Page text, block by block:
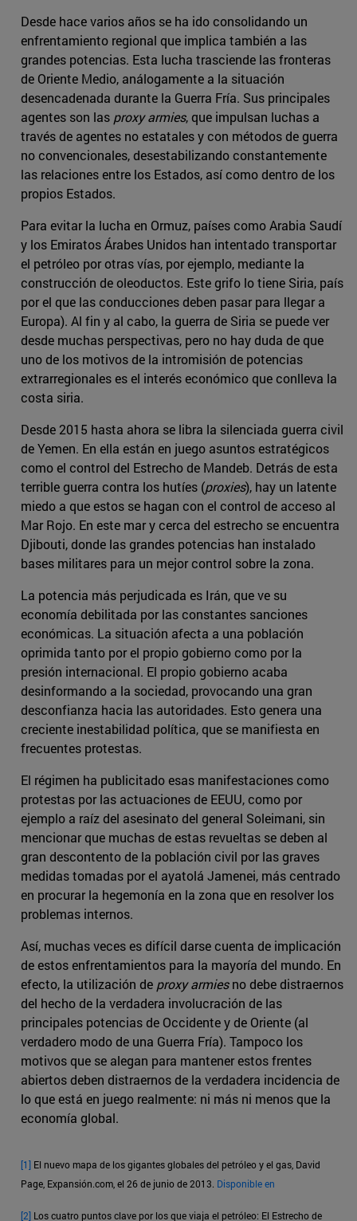
Desde hace varios años se ha ido consolidando un
enfrentamiento regional que implica también a las
grandes potencias. Esta lucha trasciende las fronteras
de Oriente Medio, análogamente a la situación
desencadenada durante la Guerra Fría. Sus principales
agentes son las proxy armies, que impulsan luchas a
través de agentes no estatales y con métodos de guerra
no convencionales, desestabilizando constantemente
las relaciones entre los Estados, así como dentro de los
propios Estados.
Para evitar la lucha en Ormuz, países como Arabia Saudí
y los Emiratos Árabes Unidos han intentado transportar
el petróleo por otras vías, por ejemplo, mediante la
construcción de oleoductos. Este grifo lo tiene Siria, país
por el que las conducciones deben pasar para llegar a
Europa). Al fin y al cabo, la guerra de Siria se puede ver
desde muchas perspectivas, pero no hay duda de que
uno de los motivos de la intromisión de potencias
extrarregionales es el interés económico que conlleva la
costa siria.
Desde 2015 hasta ahora se libra la silenciada guerra civil
de Yemen. En ella están en juego asuntos estratégicos
como el control del Estrecho de Mandeb. Detrás de esta
terrible guerra contra los hutíes (proxies), hay un latente
miedo a que estos se hagan con el control de acceso al
Mar Rojo. En este mar y cerca del estrecho se encuentra
Djibouti, donde las grandes potencias han instalado
bases militares para un mejor control sobre la zona.
La potencia más perjudicada es Irán, que ve su
economía debilitada por las constantes sanciones
económicas. La situación afecta a una población
oprimida tanto por el propio gobierno como por la
presión internacional. El propio gobierno acaba
desinformando a la sociedad, provocando una gran
desconfianza hacia las autoridades. Esto genera una
creciente inestabilidad política, que se manifiesta en
frecuentes protestas.
El régimen ha publicitado esas manifestaciones como
protestas por las actuaciones de EEUU, como por
ejemplo a raíz del asesinato del general Soleimani, sin
mencionar que muchas de estas revueltas se deben al
gran descontento de la población civil por las graves
medidas tomadas por el ayatolá Jamenei, más centrado
en procurar la hegemonía en la zona que en resolver los
problemas internos.
Así, muchas veces es difícil darse cuenta de implicación
de estos enfrentamientos para la mayoría del mundo. En
efecto, la utilización de proxy armiesno debe distraernos
del hecho de la verdadera involucración de las
principales potencias de Occidente y de Oriente (al
verdadero modo de una Guerra Fría). Tampoco los
motivos que se alegan para mantener estos frentes
abiertos deben distraernos de la verdadera incidencia de
lo que está en juego realmente: ni más ni menos que la
economía global.
[1] El nuevo mapa de los gigantes globales del petróleo y el gas, David
Page, Expansión.com, el 26 de junio de 2013. Disponible en
[2] Los cuatro puntos clave por los que viaja el petróleo: El Estrecho de